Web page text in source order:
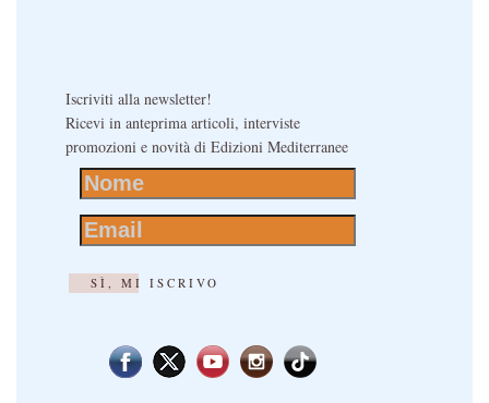
Iscriviti alla newsletter!
Ricevi in anteprima articoli, interviste
promozioni e novità di Edizioni Mediterranee
SÌ, MI ISCRIVO